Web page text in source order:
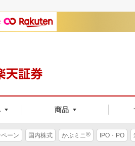
商品
ーン 国内株式 かぶミニ® IPO・PO